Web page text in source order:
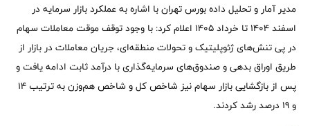
مدیر آمار و تحلیل داده بورس تهران با اشاره به عملکرد بازار سرمایه در
اسفند ۱۴۰۴ تا خرداد ۱۴۰۵ اعلام کرد: با وجود توقف موقت معاملات سهام
در پی تنش‌های ژئوپلیتیک و تحولات منطقه‌ای، جریان معاملات در بازار از
طریق اوراق بدهی و صندوق‌های سرمایه‌گذاری با درآمد ثابت ادامه یافت و
پس از بازگشایی بازار سهام نیز شاخص کل و شاخص هم‌وزن به ترتیب 14
و 19 درصد رشد کردند.